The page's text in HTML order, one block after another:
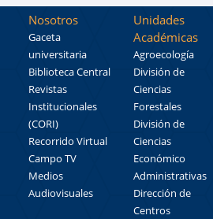
Nosotros
Gaceta
universitaria
Biblioteca Central
Revistas
Institucionales
(CORI)
Recorrido Virtual
Campo TV
Medios
Audiovisuales
Unidades
Académicas
Agroecología
División de
Ciencias
Forestales
División de
Ciencias
Económico
Administrativas
Dirección de
Centros